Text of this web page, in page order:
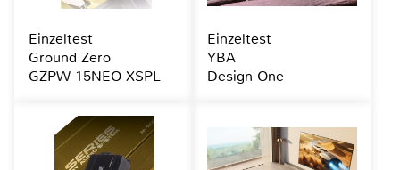
Einzeltest
Ground Zero
GZPW 15NEO-XSPL
Einzeltest
YBA
Design One